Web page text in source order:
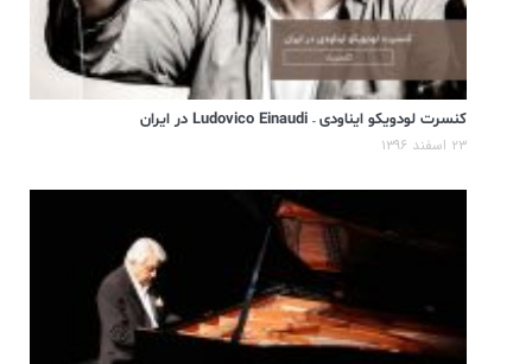
کنسرت لودویکو ایناودی – Ludovico Einaudi در ایران
۲۳ اسفند ۱۳۹۶